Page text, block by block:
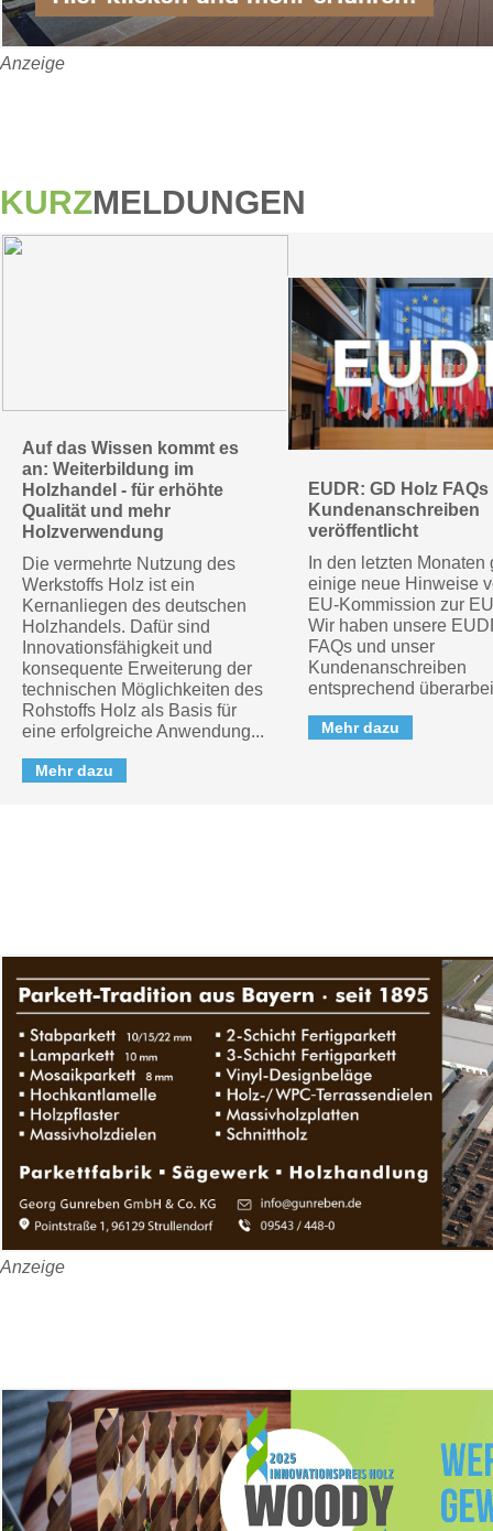
Anzeige
KURZMELDUNGEN
Auf das Wissen kommt es
an: Weiterbildung im
Holzhandel - für erhöhte
Qualität und mehr
Holzverwendung
Die vermehrte Nutzung des
Werkstoffs Holz ist ein
Kernanliegen des deutschen
Holzhandels. Dafür sind
Innovationsfähigkeit und
konsequente Erweiterung der
technischen Möglichkeiten des
Rohstoffs Holz als Basis für
eine erfolgreiche Anwendung...
Mehr dazu
EUDR: GD Holz
Kundenanschreiben
veröffentlicht
In den letzten Monaten
einige neue Hinweise
EU-Kommission zur
Wir haben unsere
FAQs und unser
Kundenanschreiben
entsprechend
Mehr dazu
Anzeige